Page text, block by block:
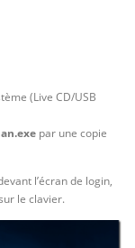
(Live CD/USB
par une copie
l’écran de login,
le clavier.